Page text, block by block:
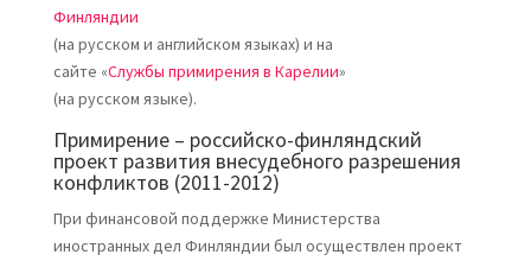
Финляндии
(на русском и английском языках) и на
сайте «Службы примирения в Карелии»
(на русском языке).
Примирение – российско-финляндский
проект развития внесудебного разрешения
конфликтов (2011-2012)
При финансовой поддержке Министерства
иностранных дел Финляндии был осуществлен проект